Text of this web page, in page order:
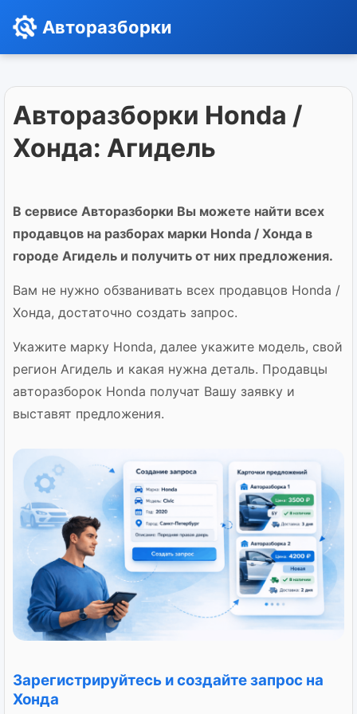
Авторазборки
Авторазборки Honda /
Хонда: Агидель
В сервисе Авторазборки Вы можете найти всех
продавцов на разборах марки Honda / Хонда в
городе Агидель и получить от них предложения.
Вам не нужно обзванивать всех продавцов Honda /
Хонда, достаточно создать запрос.
Укажите марку Honda, далее укажите модель, свой
регион Агидель и какая нужна деталь. Продавцы
авторазборок Honda получат Вашу заявку и
выставят предложения.
Зарегистрируйтесь и создайте запрос на
Хонда